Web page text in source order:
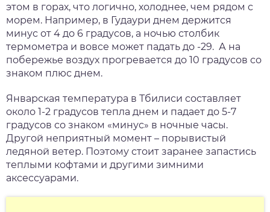
этом в горах, что логично, холоднее, чем рядом с
морем. Например, в Гудаури днем держится
минус от 4 до 6 градусов, а ночью столбик
термометра и вовсе может падать до -29. А на
побережье воздух прогревается до 10 градусов со
знаком плюс днем.
Январская температура в Тбилиси составляет
около 1-2 градусов тепла днем и падает до 5-7
градусов со знаком «минус» в ночные часы.
Другой неприятный момент – порывистый
ледяной ветер. Поэтому стоит заранее запастись
теплыми кофтами и другими зимними
аксессуарами.